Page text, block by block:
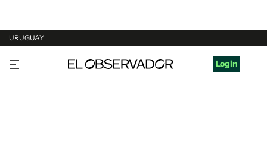
URUGUAY
URUGUAY
ARGENTINA
Login